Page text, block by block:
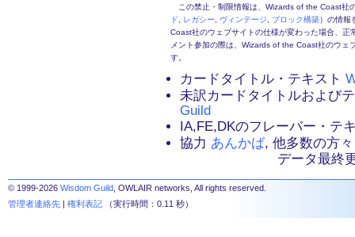
この禁止・制限情報は、Wizards of the Coast社
ド
レガシー ヴィンテージ ブロック構築）の情報
Coast社のウェブサイトの仕様が変わった場合、
メント参加の際は、Wizards of the Coast社のウェ
す。
カードタイトル・テキスト
未訳カードタイトルおよび
Guild
IA,FE,DKのフレーバー・テ
協力 あんかば, 他多数の方々
データ最終
© 1999-2026 Wisdom Guild , OWLAIR networks, All rights reserved.
管理者連絡先 | 権利表記 （実行時間：0.11 秒）